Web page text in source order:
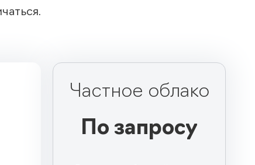
Частное облако
По запросу